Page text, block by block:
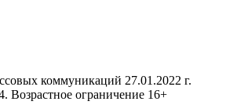
коммуникаций 27.01.2022 г.
Возрастное ограничение 16+